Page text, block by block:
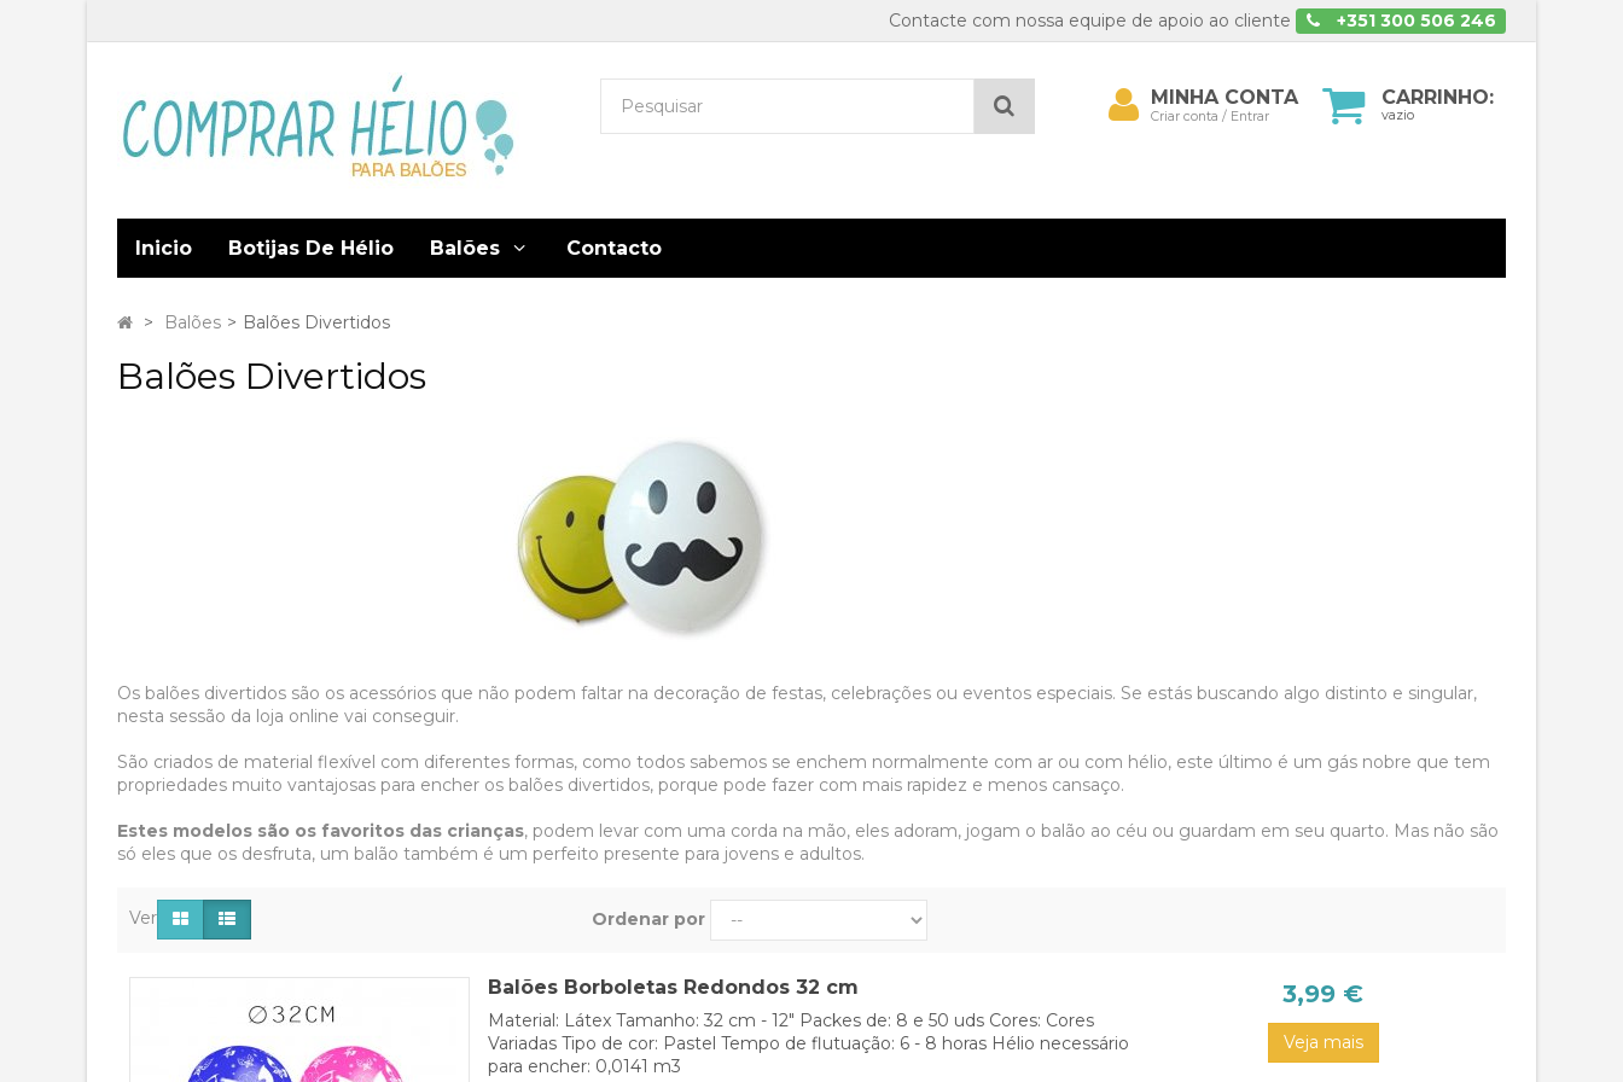
Contacte com nossa equipe de apoio ao cliente +351 300 506 246
CARRINHO:
vazio
Pesquisar
Minha
conta
MINHA CONTA
Criar conta / Entrar
Inicio Botijas De Hélio Balões Contacto
> Balões > Balões Divertidos
Balões Divertidos
Os balões divertidos são os acessórios que não podem faltar na decoração de festas, celebrações ou eventos especiais. Se estás buscando algo distinto e singular,
nesta sessão da loja online vai conseguir.
São criados de material flexível com diferentes formas, como todos sabemos se enchem normalmente com ar ou com hélio, este último é um gás nobre que tem
propriedades muito vantajosas para encher os balões divertidos, porque pode fazer com mais rapidez e menos cansaço.
Estes modelos são os favoritos das crianças, podem levar com uma corda na mão, eles adoram, jogam o balão ao céu ou guardam em seu quarto. Mas não são
só eles que os desfruta, um balão também é um perfeito presente para jovens e adultos.
Desenhos em balões divertidos originais são ótimas opções
tamanhos, e cores. Também, deve ter em conta o material com o qual é feito o balão e assim usar-lo de acordo com a ocasião.
Para um evento, é importante conhecer que o balão de látex tem o menor tempo de flutuação se enchido da maneira tradicional, se está a vosso alcance enche-lo
com hélio durará muitos mais tempo.
São ideais para combinar e decorar por causa de suas muitas corese o mais importante é ecológico, porque são
biodegradáveis.
Ver Ordenar por
Balões Borboletas Redondos 32 cm
Material: Látex Tamanho: 32 cm - 12" Packes de: 8 e 50 uds Cores: Cores
Variadas Tipo de cor: Pastel Tempo de flutuação: 6 - 8 horas Hélio necessário
para encher: 0,0141 m3
3,99 €
Veja mais